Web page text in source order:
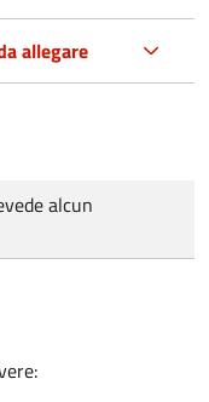
allegare
alcun